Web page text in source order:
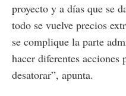
proyecto y a días que se
todo se vuelve precios
se complique la parte
hacer diferentes acciones
desatorar”, apunta.